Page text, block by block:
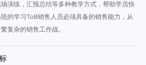
演练，汇报总结等多种教学方式，帮助学员快
的学习ToB销售人员必须具备的销售能力，从
复杂的销售工作战。